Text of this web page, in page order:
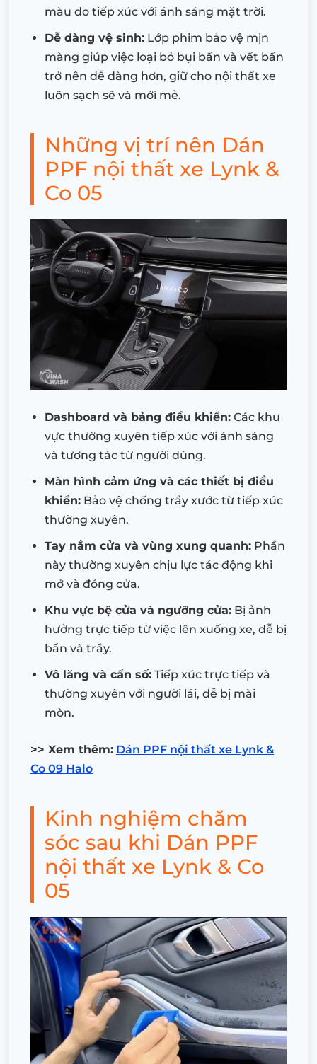
màu do tiếp xúc với ánh sáng mặt trời.
Dễ dàng vệ sinh: Lớp phim bảo vệ mịn
màng giúp việc loại bỏ bụi bẩn và vết bẩn
trở nên dễ dàng hơn, giữ cho nội thất xe
luôn sạch sẽ và mới mẻ.
Những vị trí nên Dán
PPF nội thất xe Lynk &
Co 05
Dashboard và bảng điều khiển: Các khu
vực thường xuyên tiếp xúc với ánh sáng
và tương tác từ người dùng.
Màn hình cảm ứng và các thiết bị điều
khiển: Bảo vệ chống trầy xước từ tiếp xúc
thường xuyên.
Tay nắm cửa và vùng xung quanh: Phần
này thường xuyên chịu lực tác động khi
mở và đóng cửa.
Khu vực bệ cửa và ngưỡng cửa: Bị ảnh
hưởng trực tiếp từ việc lên xuống xe, dễ bị
bẩn và trầy.
Vô lăng và cần số: Tiếp xúc trực tiếp và
thường xuyên với người lái, dễ bị mài
mòn.
>> Xem thêm: Dán PPF nội thất xe Lynk &
Co 09 Halo
Kinh nghiệm chăm
sóc sau khi Dán PPF
nội thất xe Lynk & Co
05